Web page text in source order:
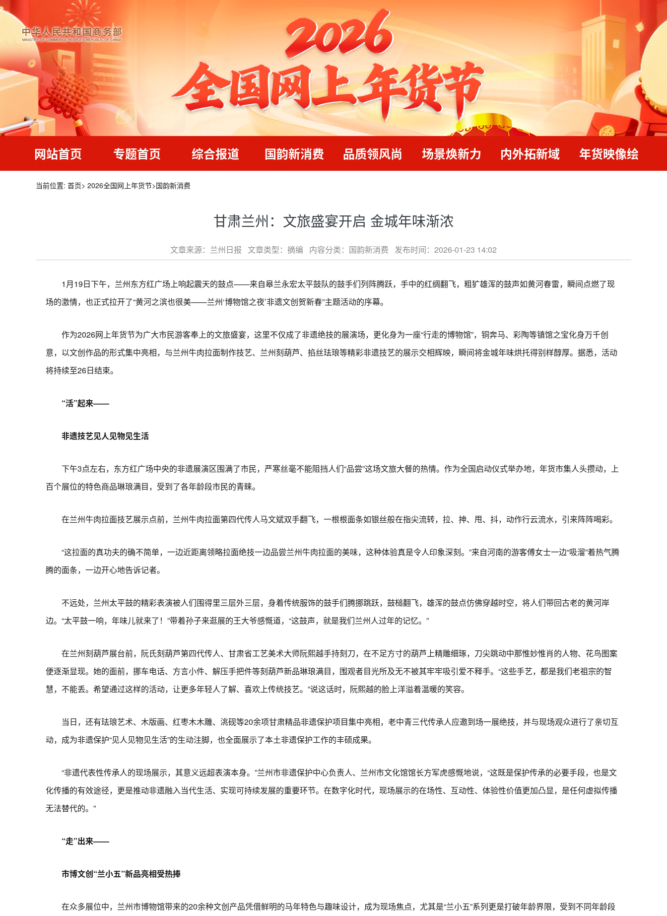
网站首页 专题首页 综合报道 国韵新消费 品质领风尚 场景焕新力 内外拓新域 年货映像绘
当前位置: 首页> 2026全国网上年货节>国韵新消费
甘肃兰州：文旅盛宴开启 金城年味渐浓
文章来源：兰州日报 文章类型：摘编 内容分类：国韵新消费 发布时间：2026-01-23 14:02
1月19日下午，兰州东方红广场上响起震天的鼓点——来自皋兰永宏太平鼓队的鼓手们列阵腾跃，手中的红绸翻飞，粗犷雄浑的鼓声如黄河春雷，瞬间点燃了现
场的激情，也正式拉开了“黄河之滨也很美——兰州‘博物馆之夜’非遗文创贺新春”主题活动的序幕。
作为2026网上年货节为广大市民游客奉上的文旅盛宴，这里不仅成了非遗绝技的展演场，更化身为一座“行走的博物馆”，铜奔马、彩陶等镇馆之宝化身万千创
意，以文创作品的形式集中亮相，与兰州牛肉拉面制作技艺、兰州刻葫芦、掐丝珐琅等精彩非遗技艺的展示交相辉映，瞬间将金城年味烘托得别样醇厚。据悉，活动
将持续至26日结束。
“活”起来——
非遗技艺见人见物见生活
下午3点左右，东方红广场中央的非遗展演区围满了市民，严寒丝毫不能阻挡人们“品尝”这场文旅大餐的热情。作为全国启动仪式举办地，年货市集人头攒动，上
百个展位的特色商品琳琅满目，受到了各年龄段市民的青睐。
在兰州牛肉拉面技艺展示点前，兰州牛肉拉面第四代传人马文斌双手翻飞，一根根面条如银丝般在指尖流转，拉、抻、甩、抖，动作行云流水，引来阵阵喝彩。
“这拉面的真功夫的确不简单，一边近距离领略拉面绝技一边品尝兰州牛肉拉面的美味，这种体验真是令人印象深刻。”来自河南的游客傅女士一边“吸溜”着热气腾
腾的面条，一边开心地告诉记者。
不远处，兰州太平鼓的精彩表演被人们围得里三层外三层，身着传统服饰的鼓手们腾挪跳跃，鼓槌翻飞，雄浑的鼓点仿佛穿越时空，将人们带回古老的黄河岸
边。“太平鼓一响，年味儿就来了！”带着孙子来逛展的王大爷感慨道，“这鼓声，就是我们兰州人过年的记忆。”
在兰州刻葫芦展台前，阮氏刻葫芦第四代传人、甘肃省工艺美术大师阮熙越手持刻刀，在不足方寸的葫芦上精雕细琢，刀尖跳动中那惟妙惟肖的人物、花鸟图案
便逐渐显现。她的面前，挪车电话、方言小件、解压手把件等刻葫芦新品琳琅满目，围观者目光所及无不被其牢牢吸引爱不释手。“这些手艺，都是我们老祖宗的智
慧，不能丢。希望通过这样的活动，让更多年轻人了解、喜欢上传统技艺。”说这话时，阮熙越的脸上洋溢着温暖的笑容。
当日，还有珐琅艺术、木版画、红枣木木雕、洮砚等20余项甘肃精品非遗保护项目集中亮相，老中青三代传承人应邀到场一展绝技，并与现场观众进行了亲切互
动，成为非遗保护“见人见物见生活”的生动注脚，也全面展示了本土非遗保护工作的丰硕成果。
“非遗代表性传承人的现场展示，其意义远超表演本身。”兰州市非遗保护中心负责人、兰州市文化馆馆长方军虎感慨地说，“这既是保护传承的必要手段，也是文
化传播的有效途径，更是推动非遗融入当代生活、实现可持续发展的重要环节。在数字化时代，现场展示的在场性、互动性、体验性价值更加凸显，是任何虚拟传播
无法替代的。”
“走”出来——
市博文创“兰小五”新品亮相受热捧
在众多展位中，兰州市博物馆带来的20余种文创产品凭借鲜明的马年特色与趣味设计，成为现场焦点，尤其是“兰小五”系列更是打破年龄界限，受到不同年龄段